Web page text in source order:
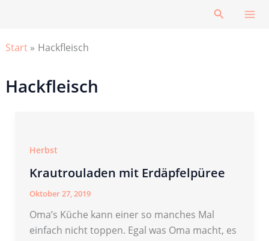
Suchen
Start Hackfleisch
Hackfleisch
Herbst
Krautrouladen mit Erdäpfelpüree
Oktober 27, 2019
Oma’s Küche kann einer so manches Mal
einfach nicht toppen. Egal was Oma macht, es